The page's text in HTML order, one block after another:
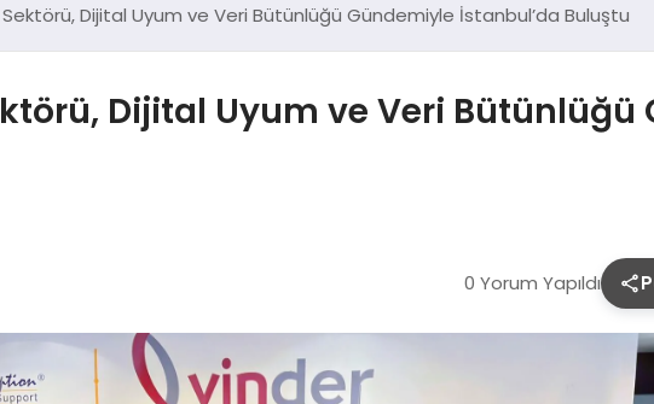
Dijital Uyum ve Veri Bütünlüğü Gündemiyle İstanbul’da Buluştu
Dijital Uyum ve Veri
0 Yorum Yapıldı